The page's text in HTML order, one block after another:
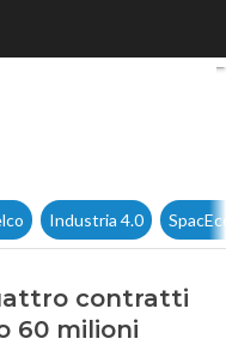
aggiudica quattro
Industria 4.0
contratti
60 milioni